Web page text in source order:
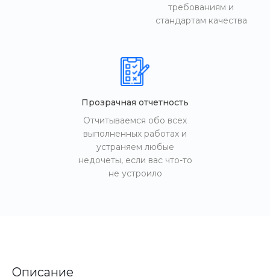
требованиям и
стандартам качества
Прозрачная отчетность
Отчитываемся обо всех
выполненных работах и
устраняем любые
недочеты, если вас что-то
не устроило
Описание